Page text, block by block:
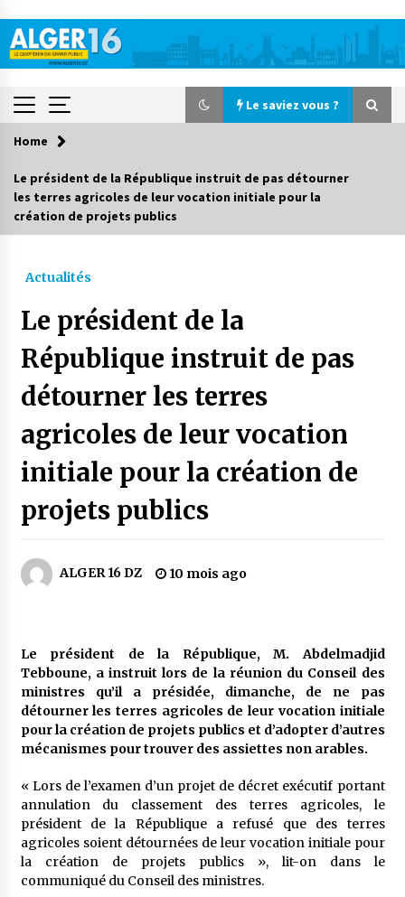
content
Le saviez vous ?
Le saviez vous ?
Accidents de la circulation : 11 décès et 243
blessés en 24 heures
2 jours ago
Parking de la Promenade des Sablettes : Mis en
service de bornes automatiques
3 jours ago
pharmacies désormais possible pour les
ayants droit
4 jours ago
1 semaine ago
1 semaine ago
En service à partir du 1er août prochain :
Lancement de la plateforme numérique dédiée
à l’importation
1 semaine ago
Affaires religieuses : Ouverture des
candidatures au concours du Prix national du
meilleur prêche du vendredi
2 semaines ago
Droit à l’affiliation au régime national de
retraite : Coup d’envoi d’une campagne de
Home
Le président de la République instruit de pas détourner
les terres agricoles de leur vocation initiale pour la
création de projets publics
Actualités
Le président de la
République instruit de pas
détourner les terres
agricoles de leur vocation
initiale pour la création de
projets publics
ALGER 16 DZ 10 mois ago
Le président de la République, M. Abdelmadjid
Tebboune, a instruit lors de la réunion du Conseil des
ministres qu’il a présidée, dimanche, de ne pas
détourner les terres agricoles de leur vocation initiale
pour la création de projets publics et d’adopter d’autres
mécanismes pour trouver des assiettes non arables.
« Lors de l’examen d’un projet de décret exécutif portant
annulation du classement des terres agricoles, le
président de la République a refusé que des terres
agricoles soient détournées de leur vocation initiale pour
la création de projets publics », lit-on dans le
communiqué du Conseil des ministres.